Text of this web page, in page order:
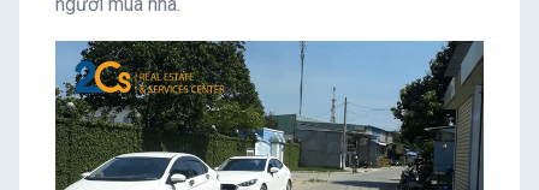
người mua nhà.